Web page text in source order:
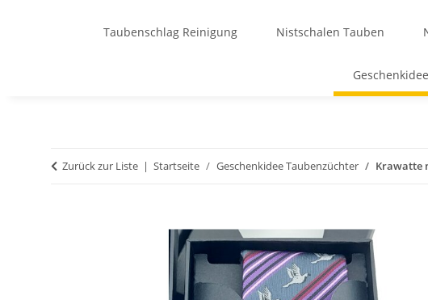
Taubenschlag Reinigung Nistschalen Tauben
Zurück zur Liste Startseite Geschenkidee Taubenzüchter Krawatte